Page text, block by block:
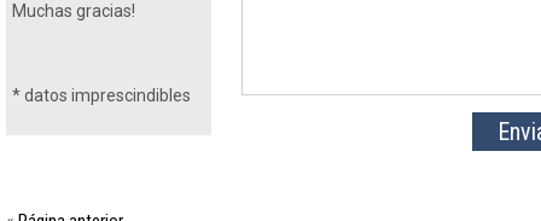
Muchas gracias!
*datos imprescindibles